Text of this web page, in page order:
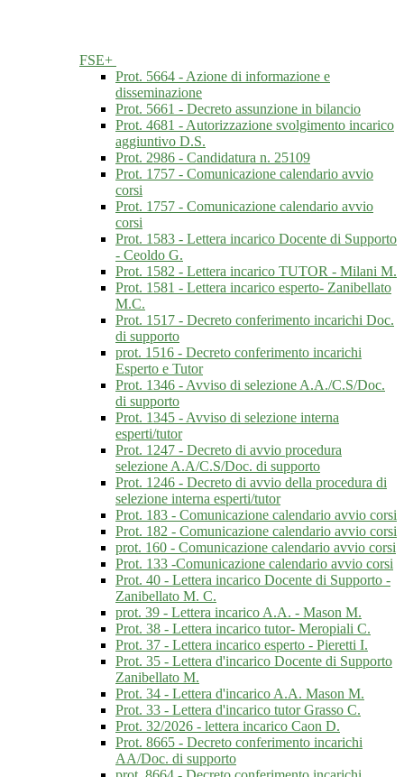
FSE+
Prot. 5664 - Azione di informazione e
disseminazione
Prot. 5661 - Decreto assunzione in bilancio
Prot. 4681 - Autorizzazione svolgimento incarico
aggiuntivo D.S.
Prot. 2986 - Candidatura n. 25109
Prot. 1757 - Comunicazione calendario avvio
corsi
Prot. 1757 - Comunicazione calendario avvio
corsi
Prot. 1583 - Lettera incarico Docente di Supporto
- Ceoldo G.
Prot. 1582 - Lettera incarico TUTOR - Milani M.
Prot. 1581 - Lettera incarico esperto- Zanibellato
M.C.
Prot. 1517 - Decreto conferimento incarichi Doc.
di supporto
prot. 1516 - Decreto conferimento incarichi
Esperto e Tutor
Prot. 1346 - Avviso di selezione A.A./C.S/Doc.
di supporto
Prot. 1345 - Avviso di selezione interna
esperti/tutor
Prot. 1247 - Decreto di avvio procedura
selezione A.A/C.S/Doc. di supporto
Prot. 1246 - Decreto di avvio della procedura di
selezione interna esperti/tutor
Prot. 183 - Comunicazione calendario avvio corsi
Prot. 182 - Comunicazione calendario avvio corsi
prot. 160 - Comunicazione calendario avvio corsi
Prot. 133 -Comunicazione calendario avvio corsi
Prot. 40 - Lettera incarico Docente di Supporto -
Zanibellato M. C.
prot. 39 - Lettera incarico A.A. - Mason M.
Prot. 38 - Lettera incarico tutor- Meropiali C.
Prot. 37 - Lettera incarico esperto - Pieretti I.
Prot. 35 - Lettera d'incarico Docente di Supporto
Zanibellato M.
Prot. 34 - Lettera d'incarico A.A. Mason M.
Prot. 33 - Lettera d'incarico tutor Grasso C.
Prot. 32/2026 - lettera incarico Caon D.
Prot. 8665 - Decreto conferimento incarichi
AA/Doc. di supporto